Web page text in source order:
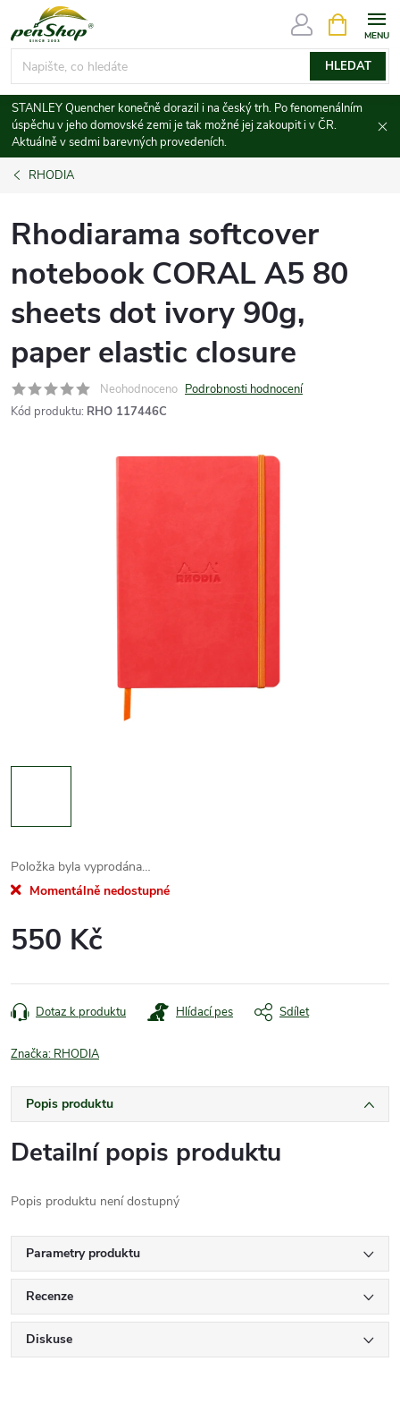
na
obsah
HLEDAT
NÁKUPNÍ
KOŠÍK
STANLEY Quencher konečně dorazil i na český trh. Po fenomenálním
úspěchu v jeho domovské zemi je tak možné jej zakoupit i v ČR.
Aktuálně v sedmi barevných provedeních.
RHODIA
Rhodiarama softcover
notebook CORAL A5 80
sheets dot ivory 90g,
paper elastic closure
Neohodnoceno Podrobnosti hodnocení
Kód produktu: RHO 117446C
Položka byla vyprodána…
Momentálně nedostupné
550 Kč
cena:
Dotaz k produktu Hlídací pes Sdílet
Značka: RHODIA
Popis produktu
Detailní popis produktu
Popis produktu není dostupný
Parametry produktu
Recenze
Diskuse